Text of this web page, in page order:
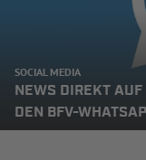
SOCIAL MEDIA
NEWS DIREKT
DEN BFV-